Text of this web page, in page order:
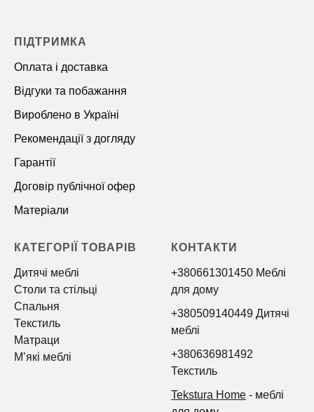
ПІДТРИМКА
Оплата і доставка
Відгуки та побажання
Вироблено в Україні
Рекомендації з догляду
Гарантії
Договір публічної офер
Матеріали
КАТЕГОРІЇ ТОВАРІВ
Дитячі меблі
Столи та стільці
Спальня
Текстиль
Матраци
Мʼякі меблі
КОНТАКТИ
+380661301450 Меблі
для дому
+380509140449 Дитячі
меблі
+380636981492
Текстиль
Tekstura Home - меблі